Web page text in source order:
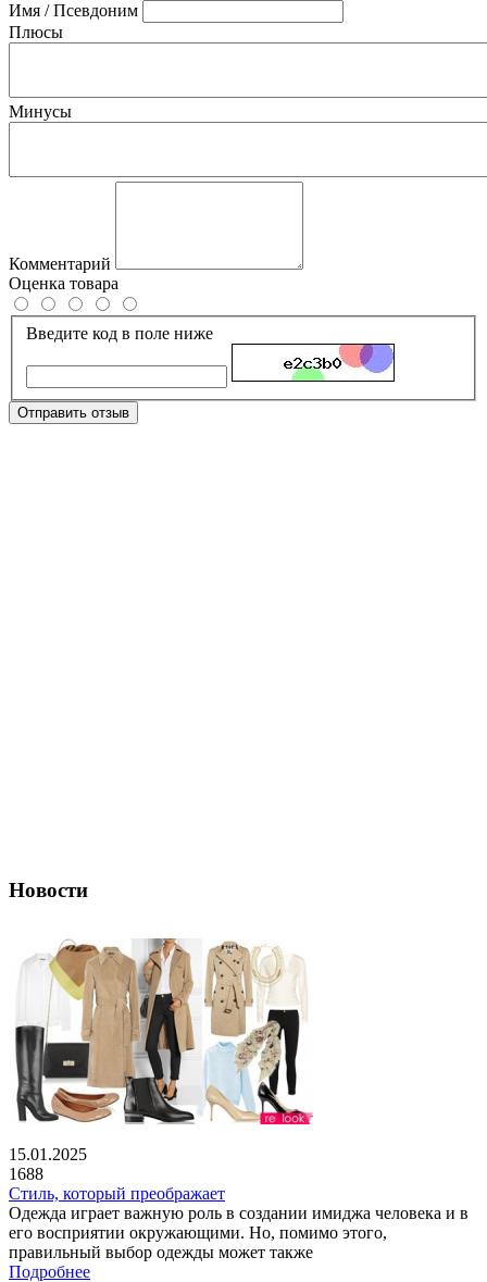
Имя / Псевдоним
Плюсы
Минусы
Комментарий
Оценка товара
Введите код в поле ниже
Отправить отзыв
Новости
15.01.2025
1688
Стиль, который преображает
Одежда играет важную роль в создании имиджа человека и в
его восприятии окружающими. Но, помимо этого,
правильный выбор одежды может также
Подробнее